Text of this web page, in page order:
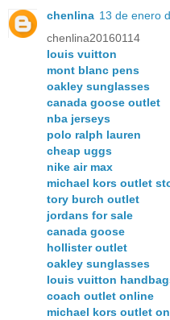
chenlina 13 de enero
chenlina20160114
louis vuitton
mont blanc pens
oakley sunglasses
canada goose outlet
nba jerseys
polo ralph lauren
cheap uggs
nike air max
michael kors outlet
tory burch outlet
jordans for sale
canada goose
hollister outlet
oakley sunglasses
louis vuitton
coach outlet online
michael kors outlet